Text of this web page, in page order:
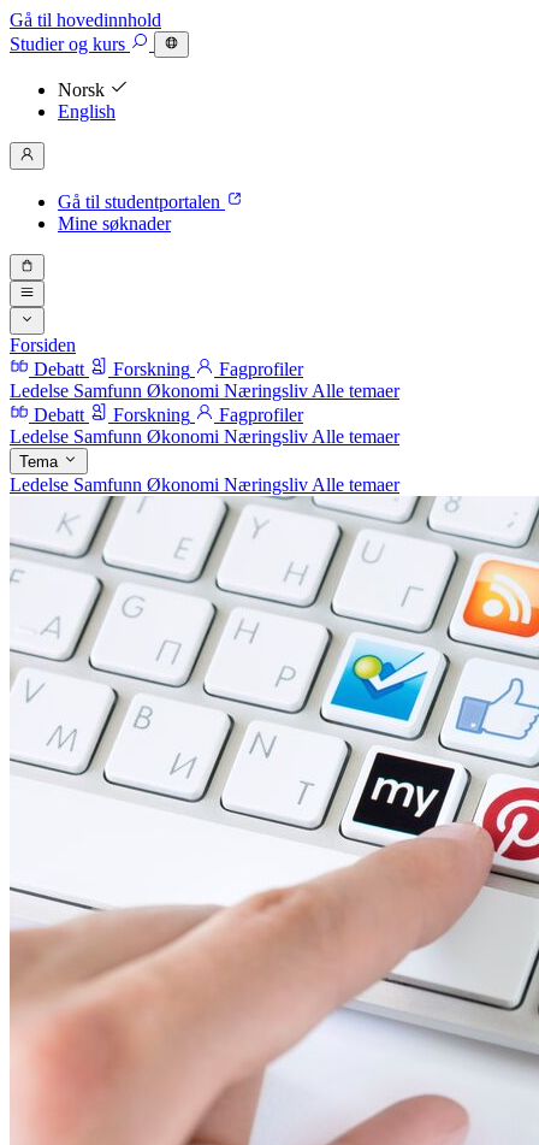
Gå til hovedinnhold
Studierog kurs
Norsk
English
Gå til studentportalen
Mine søknader
Forsiden
Debatt
Forskning
Fagprofiler
Ledelse Samfunn Økonomi Næringsliv Alle temaer
Debatt
Forskning
Fagprofiler
Ledelse Samfunn Økonomi Næringsliv Alle temaer
Tema
Ledelse Samfunn Økonomi Næringsliv Alle temaer